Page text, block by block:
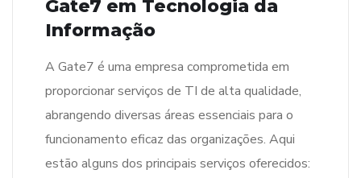
Gate7 em Tecnologia da
Informação
A Gate7 é uma empresa comprometida em
proporcionar serviços de TI de alta qualidade,
abrangendo diversas áreas essenciais para o
funcionamento eficaz das organizações. Aqui
estão alguns dos principais serviços oferecidos: